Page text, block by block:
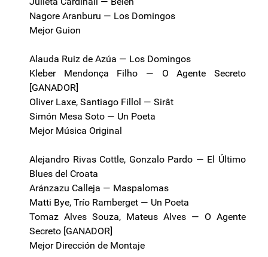
Nagore Aranburu — Los Domingos
Mejor Guion
Alauda Ruiz de Azúa — Los Domingos
Kleber Mendonça Filho — O Agente Secreto
[GANADOR]
Oliver Laxe, Santiago Fillol — Sirât
Simón Mesa Soto — Un Poeta
Mejor Música Original
Alejandro Rivas Cottle, Gonzalo Pardo — El Último
Blues del Croata
Aránzazu Calleja — Maspalomas
Matti Bye, Trío Ramberget — Un Poeta
Tomaz Alves Souza, Mateus Alves — O Agente
Secreto [GANADOR]
Mejor Dirección de Montaje